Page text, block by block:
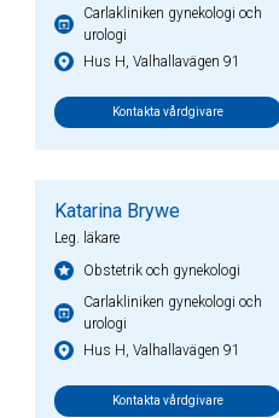
Carlakliniken gynekologi och
urologi
Hus H, Valhallavägen 91
Kontakta vårdgivare
Katarina Brywe
Leg. läkare
Obstetrik och gynekologi
Carlakliniken gynekologi och
urologi
Hus H, Valhallavägen 91
Kontakta vårdgivare